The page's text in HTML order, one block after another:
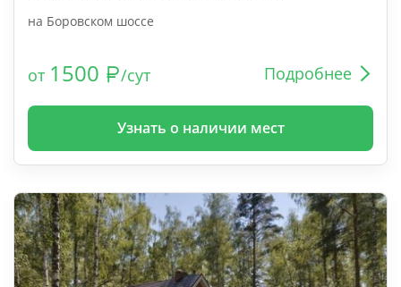
на Боровском шоссе
от 1500 /сут Подробнее
Узнать о наличии мест